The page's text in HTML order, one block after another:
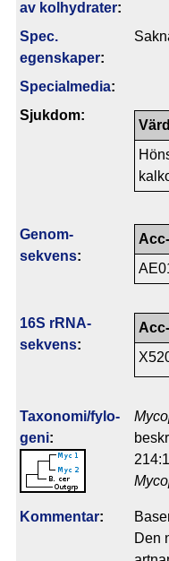
av kolhydrater:
Spec.
egenskaper:
Specialmedia:
Sjukdom:
Genom­
sekvens:
16S rRNA-
sekvens:
Taxonomi/fylo­
geni:
Kommentar:
Den